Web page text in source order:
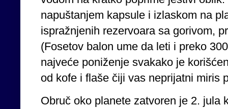
napuštanjem kapsule i izlaskom na
ispražnjenih rezervoara sa gorivom,
(Fosetov balon ume da leti i preko
najveće poniženje svakako je
od kofe i flaše čiji vas neprijatni miris
Obruč oko planete zatvoren je 2. jula